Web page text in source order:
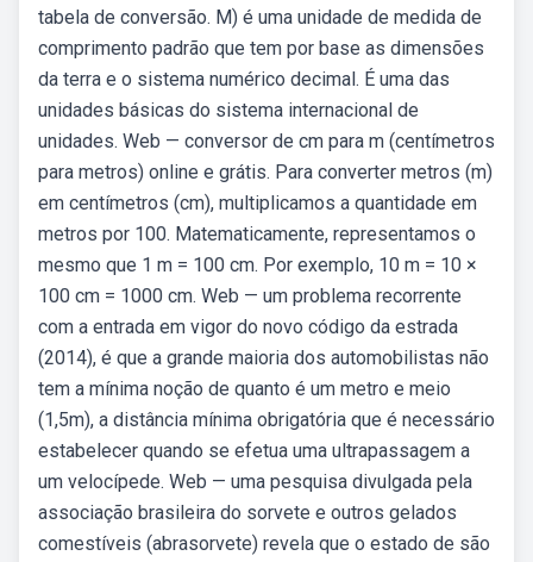
tabela de conversão. M) é uma unidade de medida de
comprimento padrão que tem por base as dimensões
da terra e o sistema numérico decimal. É uma das
unidades básicas do sistema internacional de
unidades. Web — conversor de cm para m (centímetros
para metros) online e grátis. Para converter metros (m)
em centímetros (cm), multiplicamos a quantidade em
metros por 100. Matematicamente, representamos o
mesmo que 1 m = 100 cm. Por exemplo, 10 m = 10 ×
100 cm = 1000 cm. Web — um problema recorrente
com a entrada em vigor do novo código da estrada
(2014), é que a grande maioria dos automobilistas não
tem a mínima noção de quanto é um metro e meio
(1,5m), a distância mínima obrigatória que é necessário
estabelecer quando se efetua uma ultrapassagem a
um velocípede. Web — uma pesquisa divulgada pela
associação brasileira do sorvete e outros gelados
comestíveis (abrasorvete) revela que o estado de são